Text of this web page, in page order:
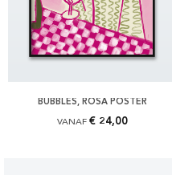
BUBBLES, ROSA POSTER
VANAF € 24,00